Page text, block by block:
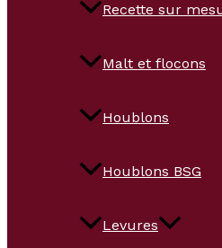
Recette sur
Malt et flocons
Houblons
Houblons BSG
Levures